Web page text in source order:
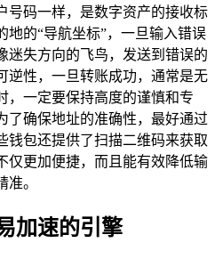
号码一样，是数字资产的接收标
地的“导航坐标”，一旦输入错误
迷失方向的飞鸟，发送到错误的
逆性，一旦转账成功，通常是无
，一定要保持高度的谨慎和专
了确保地址的准确性，最好通过
钱包还提供了扫描二维码来获取
仅更加便捷，而且能有效降低输
。
加速的引擎